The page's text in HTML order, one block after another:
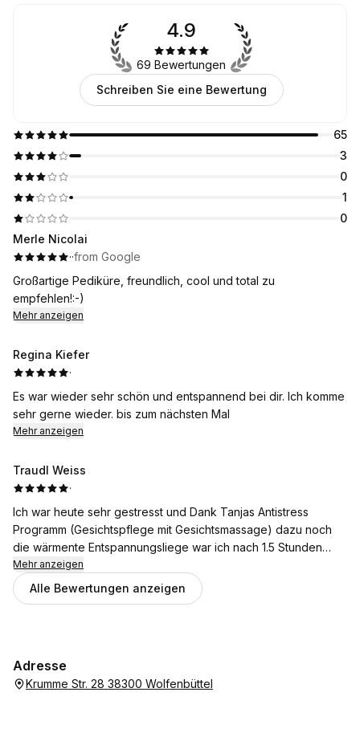
65
3
0
1
0
4.9
69 Bewertungen
Schreiben Sie eine Bewertung
Merle Nicolai
··from Google
Großartige Pediküre, freundlich, cool und total zu
empfehlen!:-)
Mehr anzeigen
Regina Kiefer
·
Es war wieder sehr schön und entspannend bei dir. Ich komme
sehr gerne wieder. bis zum nächsten Mal
Mehr anzeigen
Traudl Weiss
·
Ich war heute sehr gestresst und Dank Tanjas Antistress
Programm (Gesichtspflege mit Gesichtsmassage) dazu noch
die wärmente Entspannungsliege war ich nach 1.5 Stunden
total entspannt. Ich gehe seit 2 Jahren zu Tanja und bleibe ihr
treu.
Ein neuer Termin wurde schon ausgesucht.
Mehr anzeigen
Alle Bewertungen anzeigen
Adresse
Krumme Str. 28 38300 Wolfenbüttel